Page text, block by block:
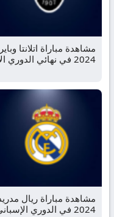
2024 في نهائي الدوري الأوروبي كورة لايف | Kora Live
2024 في الدوري الإسباني كورة لايف | Kora Live